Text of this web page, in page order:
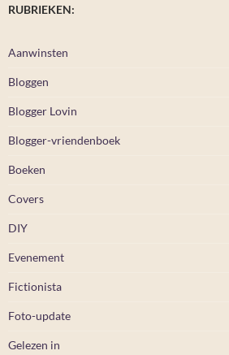
RUBRIEKEN:
Aanwinsten
Bloggen
Blogger Lovin
Blogger-vriendenboek
Boeken
Covers
DIY
Evenement
Fictionista
Foto-update
Gelezen in